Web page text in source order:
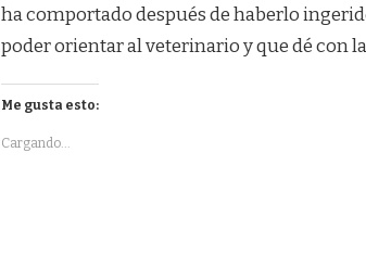
ha comportado después de haberlo
poder orientar al veterinario y que dé con
Me gusta esto:
Cargando...